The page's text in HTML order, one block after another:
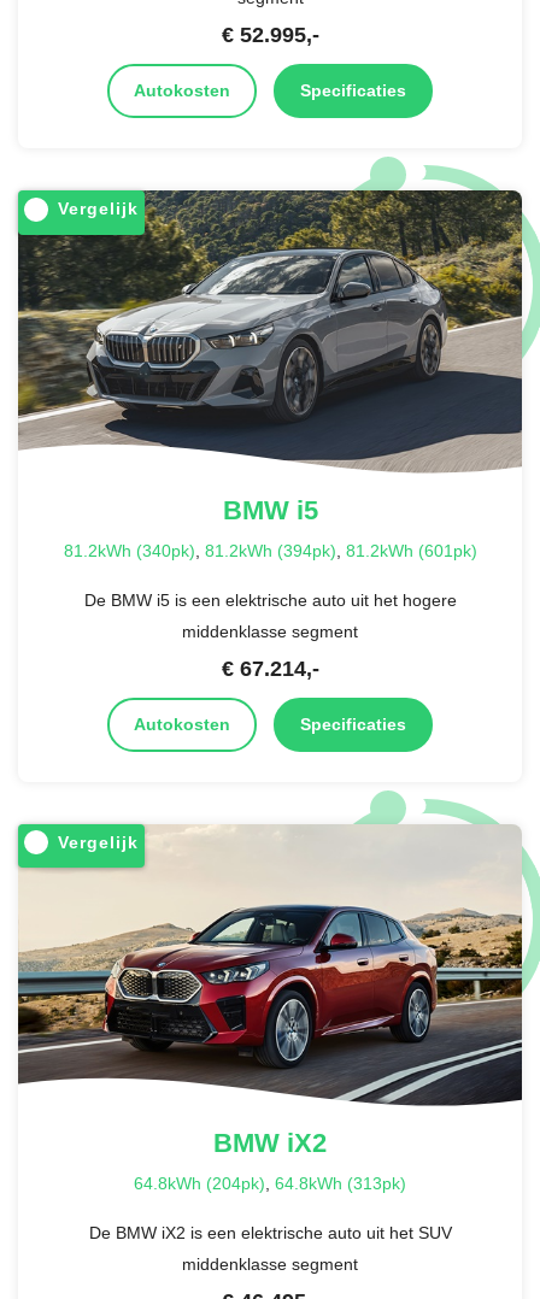
€ 52.995,-
Autokosten Specificaties
Vergelijk
BMWi5
81.2kWh (340pk) 81.2kWh (394pk) 81.2kWh (601pk)
De BMW i5 is een elektrische auto uit het hogere
middenklasse segment
€ 67.214,-
Autokosten Specificaties
Vergelijk
BMW iX2
64.8kWh (204pk), 64.8kWh (313pk)
De BMW iX2 is een elektrische auto uit het SUV
middenklasse segment